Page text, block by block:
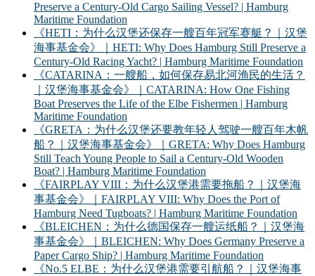
Preserve a Century-Old Cargo Sailing Vessel? | Hamburg
Maritime Foundation
《HETI：为什么汉堡还保存一艘百年冠军赛艇？｜汉堡
海事基金会》｜HETI: Why Does Hamburg Still Preserve a
Century-Old Racing Yacht? | Hamburg Maritime Foundation
《CATARINA：一艘船，如何保存易北河渔民的生活？
｜汉堡海事基金会》｜CATARINA: How One Fishing
Boat Preserves the Life of the Elbe Fishermen | Hamburg
Maritime Foundation
《GRETA：为什么汉堡还要教年轻人驾驶一艘百年木帆
船？｜汉堡海事基金会》｜GRETA: Why Does Hamburg
Still Teach Young People to Sail a Century-Old Wooden
Boat? | Hamburg Maritime Foundation
《FAIRPLAY VIII：为什么汉堡港需要拖船？｜汉堡海
事基金会》｜FAIRPLAY VIII: Why Does the Port of
Hamburg Need Tugboats? | Hamburg Maritime Foundation
《BLEICHEN：为什么德国保存一艘运纸船？｜汉堡海
事基金会》｜BLEICHEN: Why Does Germany Preserve a
Paper Cargo Ship? | Hamburg Maritime Foundation
《No.5 ELBE：为什么汉堡港需要引航船？｜汉堡海事